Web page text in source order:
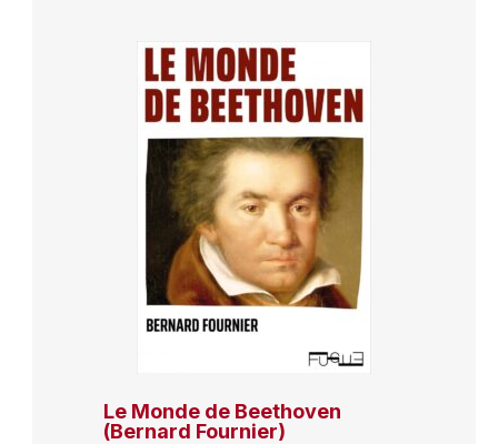
Le Monde de Beethoven
(Bernard Fournier)